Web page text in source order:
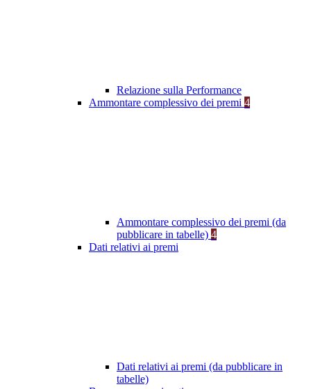
Relazione sulla Performance
Ammontare complessivo dei premi 4
Ammontare complessivo dei premi (da
pubblicare in tabelle) 4
Dati relativi ai premi
Dati relativi ai premi (da pubblicare in
tabelle)